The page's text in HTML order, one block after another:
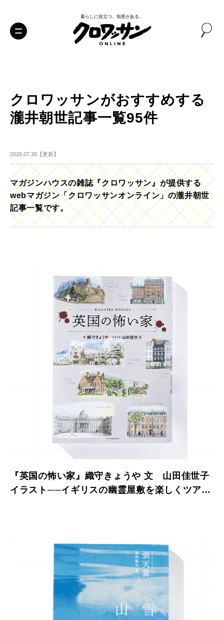
暮らしに役立つ、知恵がある。
クロワッサンがおすすめする
瀧井朝世記事一覧95件
2026.07.30【更新】
マガジンハウスの雑誌『クロワッサン』が提供する
webマガジン「クロワッサンオンライン」の瀧井朝世
記事一覧です。
『英国の怖い家』織守きょうや 文 山田佳世子
イラスト──イギリスの幽霊屋敷を楽しくツアー